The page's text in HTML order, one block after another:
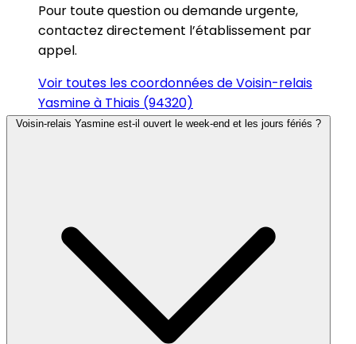
Pour toute question ou demande urgente,
contactez directement l’établissement par
appel.
Voir toutes les coordonnées de Voisin-relais
Yasmine à Thiais (94320)
Voisin-relais Yasmine est-il ouvert le week-end et les jours fériés ?